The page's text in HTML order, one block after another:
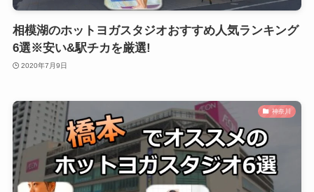
相模湖のホットヨガスタジオおすすめ人気ランキング
6選※安い&駅チカを厳選!
2020年7月9日
神奈川